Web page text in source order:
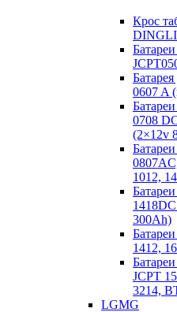
Крос
DINGLI
0607 A
0708
(2×12v
1012,
300Ah)
1412,
JCPT
3214,
LGMG